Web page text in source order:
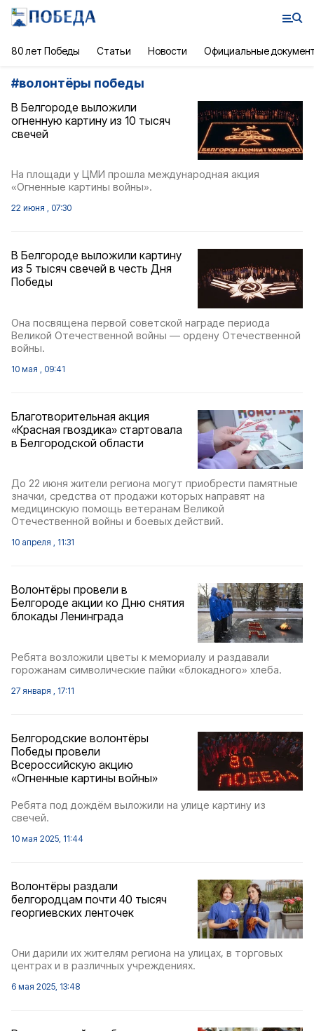
80 лет Победы Статьи Новости Официальные
#волонтёры победы
В Белгороде выложили
огненную картину из 10 тысяч
свечей
На площади у ЦМИ прошла международная акция
«Огненные картины войны».
22 июня , 07:30
В Белгороде выложили картину
из 5 тысяч свечей в честь Дня
Победы
Она посвящена первой советской награде периода
Великой Отечественной войны — ордену Отечественной
войны.
10 мая , 09:41
Благотворительная акция
«Красная гвоздика» стартовала
в Белгородской области
До 22 июня жители региона могут приобрести памятные
значки, средства от продажи которых направят на
медицинскую помощь ветеранам Великой
Отечественной войны и боевых действий.
10 апреля , 11:31
Волонтёры провели в
Белгороде акции ко Дню снятия
блокады Ленинграда
Ребята возложили цветы к мемориалу и раздавали
горожанам символические пайки «блокадного» хлеба.
27 января , 17:11
Белгородские волонтёры
Победы провели
Всероссийскую акцию
«Огненные картины войны»
Ребята под дождём выложили на улице картину из
свечей.
10 мая 2025, 11:44
Волонтёры раздали
белгородцам почти 40 тысяч
георгиевских ленточек
Они дарили их жителям региона на улицах, в торговых
центрах и в различных учреждениях.
6 мая 2025, 13:48